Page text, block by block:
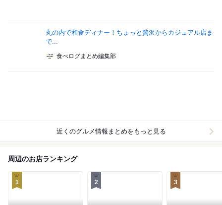
丸の内で和食ディナー！ちょっと贅沢からカジュアル店ま
で...
食べログまとめ編集部
近くのグルメ情報まとめをもっと見る
周辺のお店ランキング
1 2 3